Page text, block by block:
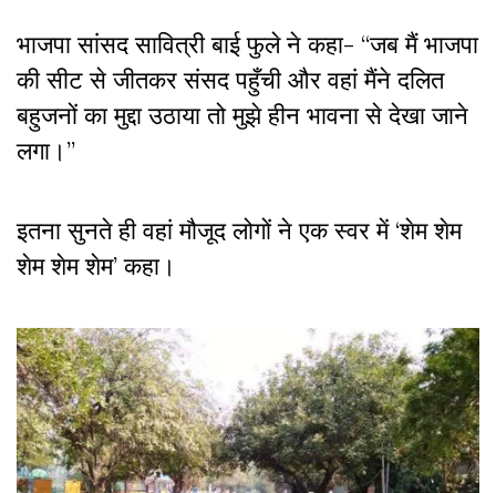
भाजपा सांसद सावित्री बाई फुले ने कहा- “जब मैं भाजपा
की सीट से जीतकर संसद पहुँची और वहां मैंने दलित
बहुजनों का मुद्दा उठाया तो मुझे हीन भावना से देखा जाने
लगा।”
इतना सुनते ही वहां मौजूद लोगों ने एक स्वर में ‘शेम शेम
शेम शेम शेम’ कहा।